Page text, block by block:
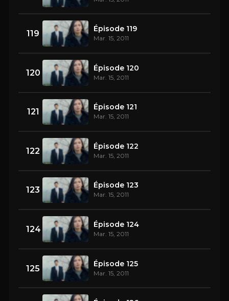
119 Épisode 119
Mar. 15, 2011
120 Épisode 120
Mar. 15, 2011
121 Épisode 121
Mar. 15, 2011
122 Épisode 122
Mar. 15, 2011
123 Épisode 123
Mar. 15, 2011
124 Épisode 124
Mar. 15, 2011
125 Épisode 125
Mar. 15, 2011